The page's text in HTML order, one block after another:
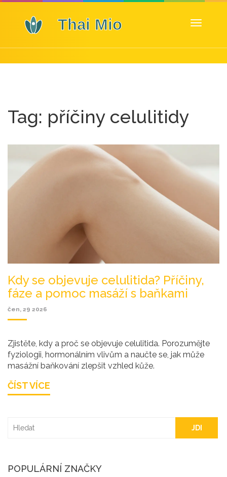
Zobrazit
Tag: příčiny celulitidy
Kdy se objevuje celulitida? Příčiny,
fáze a pomoc masáží s baňkami
čen, 29 2026
Zjistěte, kdy a proč se objevuje celulitida. Porozumějte
fyziologii, hormonálním vlivům a naučte se, jak může
masážní baňkování zlepšit vzhled kůže.
ČÍST VÍCE
JDI
POPULÁRNÍ ZNAČKY